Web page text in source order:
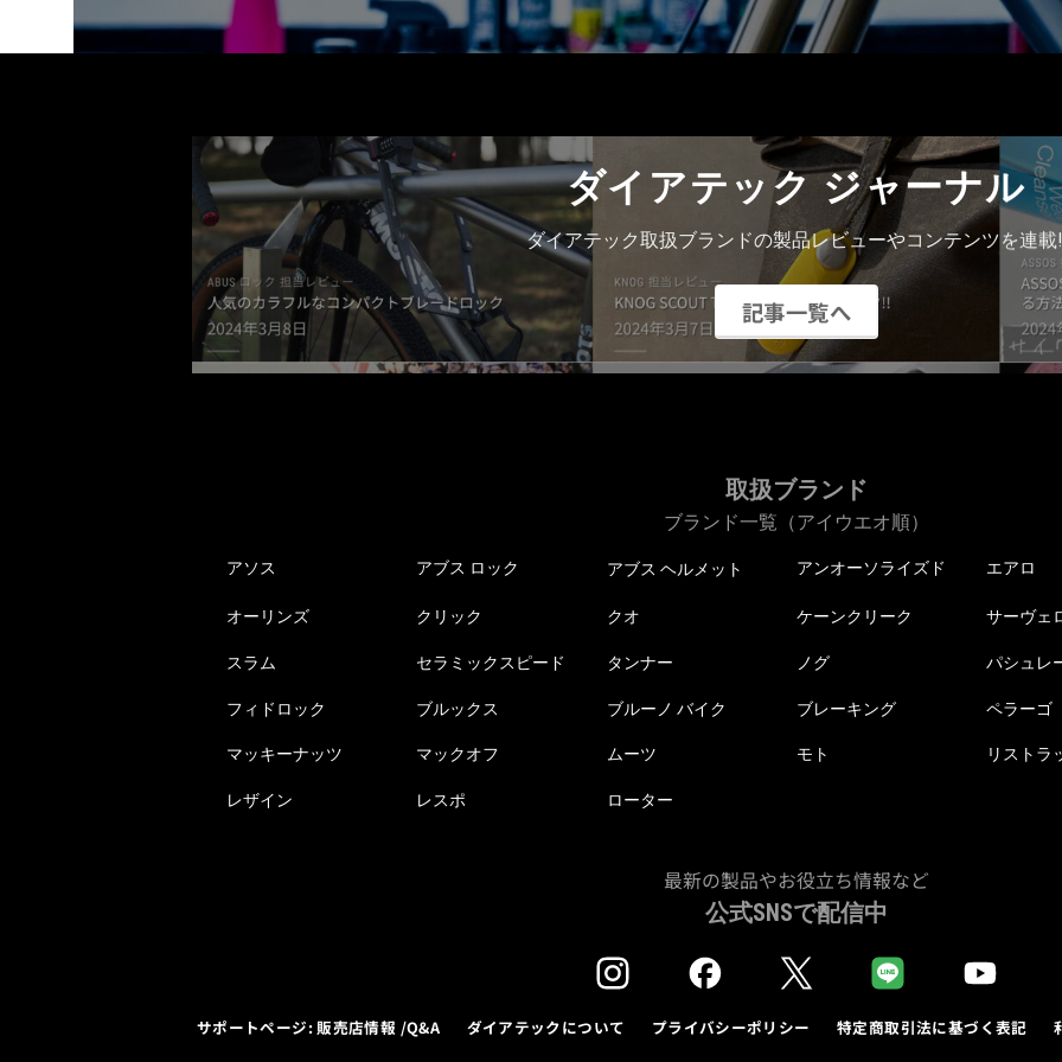
ダイアテック ジャーナル
ダイアテック取扱ブランドの製品レビューやコンテンツを連載
記事一覧へ
取扱ブランド
ブランド一覧（アイウエオ順）
アソス アブス ロック アブス ヘルメット アンオーソライズド エアロ
オーリンズ クリック クオ ケーンクリーク サーヴェ
スラム セラミックスピード タンナー ノグ パシュレ
フィドロック ブルックス ブルーノ バイク ブレーキング ペラーゴ
マッキーナッツ マックオフ ムーツ モト リストラ
レザイン レスポ ローター
最新の製品やお役立ち情報など
公式SNSで配信中
サポートページ: 販売店情報 /Q&A ダイアテックについて プライバシーポリシー 特定商取引法に基づく表記